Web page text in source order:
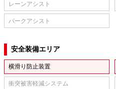
レーンアシスト
パークアシスト
安全装備エリア
横滑り防止装置
衝突被害軽減システム